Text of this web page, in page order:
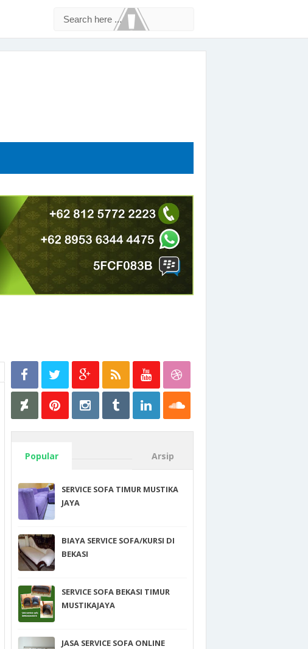
Popular Arsip
SERVICE SOFA TIMUR MUSTIKA
JAYA
BIAYA SERVICE SOFA/KURSI DI
BEKASI
SERVICE SOFA BEKASI TIMUR
MUSTIKAJAYA
JASA SERVICE SOFA ONLINE